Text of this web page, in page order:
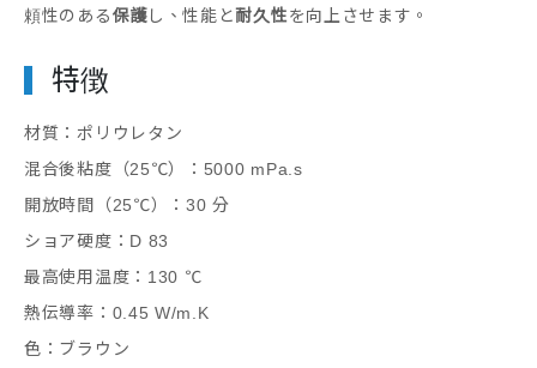
頼性のある保護し、性能と耐久性を向上させます。
特徴
材質：ポリウレタン
混合後粘度（25℃）：5000 mPa.s
開放時間（25℃）：30 分
ショア硬度：D 83
最高使用温度：130 ℃
熱伝導率：0.45 W/m.K
色：ブラウン